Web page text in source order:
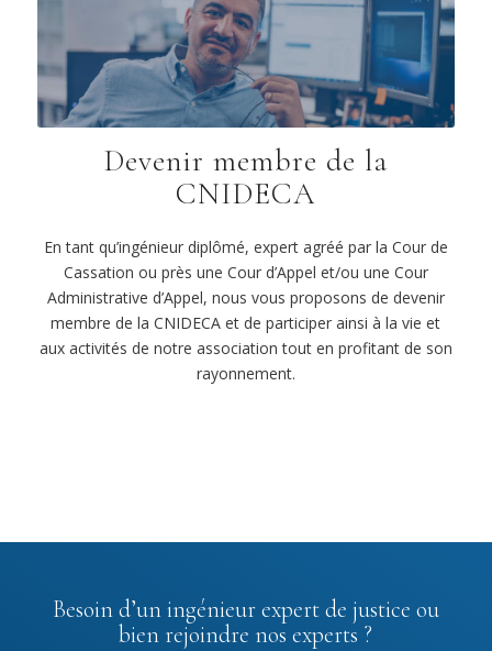
Devenir membre de la
CNIDECA
En tant qu’ingénieur diplômé, expert agréé par la Cour de
Cassation ou près une Cour d’Appel et/ou une Cour
Administrative d’Appel, nous vous proposons de devenir
membre de la CNIDECA et de participer ainsi à la vie et
aux activités de notre association tout en profitant de son
rayonnement.
Besoin d’un ingénieur expert de justice ou
bien rejoindre nos experts ?